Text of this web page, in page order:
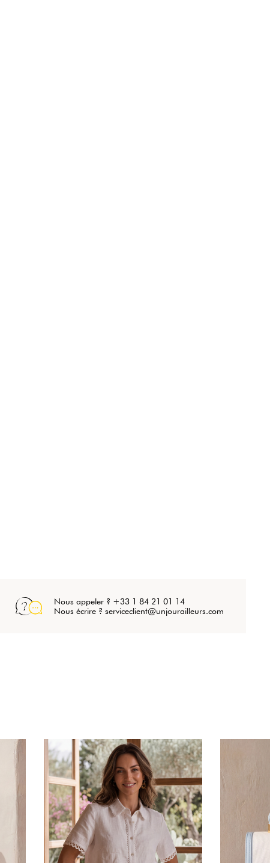
Nous appeler ? +33 1 84 21 01 14
Nous écrire ? serviceclient@unjourailleurs.com